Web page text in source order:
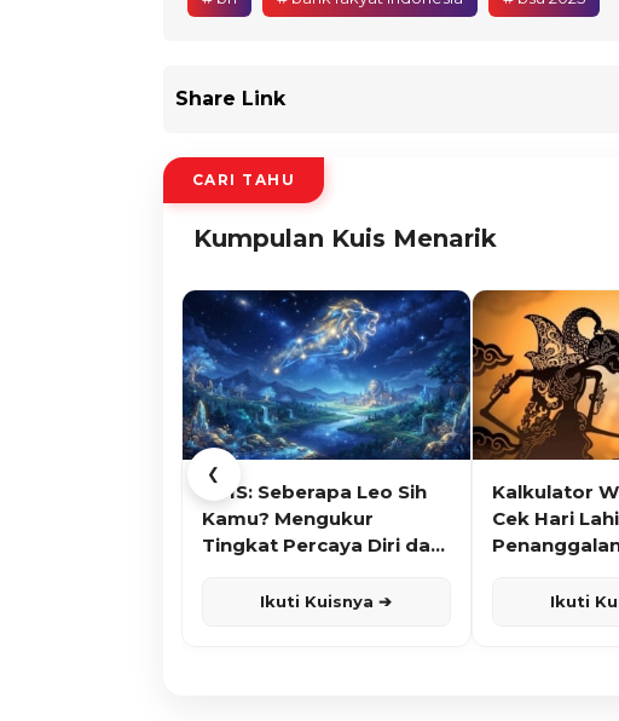
Share Link
CARI TAHU
Kumpulan Kuis Menarik
❮
KUIS: Seberapa Leo Sih
Kamu? Mengukur
Tingkat Percaya Diri dan
Ikuti Kuisnya ➔
Kalkulator
Cek Hari
Ikuti